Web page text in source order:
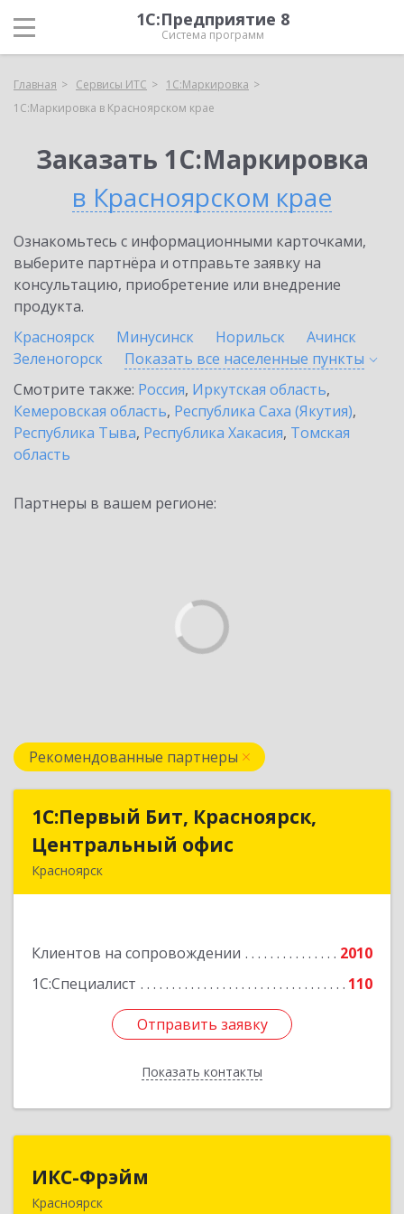
1С:Предприятие 8
Система программ
Главная Сервисы ИТС
1С:Маркировка
1С:Маркировка в Красноярском крае
Заказать 1С:Маркировка
в Красноярском крае
Ознакомьтесь с информационными карточками,
выберите партнёра и отправьте заявку на
консультацию, приобретение или внедрение
продукта.
Красноярск
Минусинск Норильск
Ачинск
Зеленогорск
Показать все населенные пункты
Смотрите также: Россия, Иркутская область,
Кемеровская область, Республика Саха (Якутия),
Республика Тыва, Республика Хакасия, Томская
область
Партнеры в вашем регионе:
Рекомендованные партнеры
1С:Первый Бит, Красноярск,
Центральный офис
Красноярск
Клиентов на сопровождении
2010
1С:Специалист
110
Отправить заявку
Показать контакты
1С:Первый Бит, Красноярск,
Центральный офис
Подробнее
Отправить заявку
Назад
ИКС-Фрэйм
Красноярск660077, Красноярский край, Красноярск г,